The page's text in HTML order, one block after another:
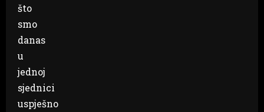
što
smo
danas
u
jednoj
sjednici
uspješno